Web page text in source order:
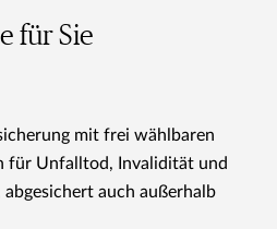
für Sie
mit frei wählbaren
für Unfalltod, Invalidität und
abgesichert auch außerhalb